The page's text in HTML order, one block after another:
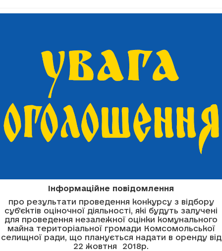
Інформаційне повідомлення
про результати проведення конкурсу з відбору
суб'єктів оціночної діяльності, які будуть залучені
для проведення незалежної оцінки комунального
майна територіальної громади Комсомольської
селищної ради, що планується надати в оренду від
22 жовтня 2018р.